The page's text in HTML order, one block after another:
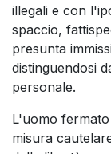
illegali e con
spaccio,
presunta
distinguendosi
personale.
L'uomo
misura